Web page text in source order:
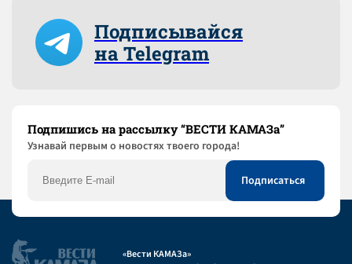
Подписывайся
на Telegram
Подпишись на рассылку “ВЕСТИ КАМАЗа”
Узнaвай первым о новостях твоего города!
«Вести КАМАЗа»